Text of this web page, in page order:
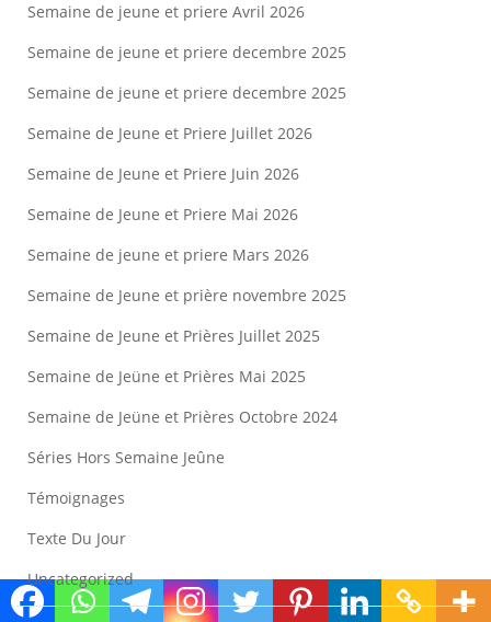
Semaine de jeune et priere Avril 2026
Semaine de jeune et priere decembre 2025
Semaine de jeune et priere decembre 2025
Semaine de Jeune et Priere Juillet 2026
Semaine de Jeune et Priere Juin 2026
Semaine de Jeune et Priere Mai 2026
Semaine de jeune et priere Mars 2026
Semaine de Jeune et prière novembre 2025
Semaine de Jeune et Prières Juillet 2025
Semaine de Jeüne et Prières Mai 2025
Semaine de Jeüne et Prières Octobre 2024
Séries Hors Semaine Jeûne
Témoignages
Texte Du Jour
Uncategorized